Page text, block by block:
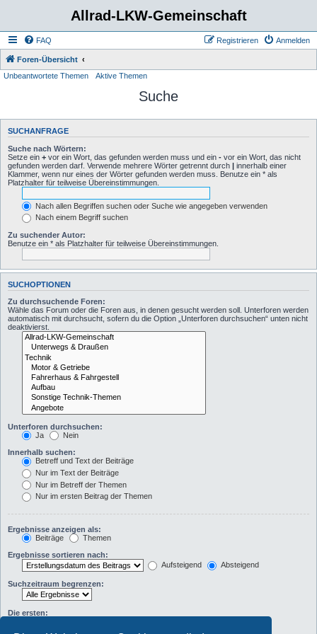
Allrad-LKW-Gemeinschaft
FAQ Anmelden
Registrieren
Foren-Übersicht
Unbeantwortete Themen
Aktive Themen
Suche
SUCHANFRAGE
Suche nach Wörtern:
Setze ein + vor ein Wort, das gefunden werden muss und ein - vor ein Wort, das nicht
gefunden werden darf. Verwende mehrere Wörter getrennt durch | innerhalb einer
Klammer, wenn nur eines der Wörter gefunden werden muss. Benutze ein * als
Platzhalter für teilweise Übereinstimmungen.
Nach allen Begriffen suchen oder Suche wie angegeben verwenden
Nach einem Begriff suchen
Zu suchender Autor:
Benutze ein * als Platzhalter für teilweise Übereinstimmungen.
SUCHOPTIONEN
Zu durchsuchende Foren:
Wähle das Forum oder die Foren aus, in denen gesucht werden soll. Unterforen werden
automatisch mit durchsucht, sofern du die Option „Unterforen durchsuchen“ unten nicht
deaktivierst.
Unterforen durchsuchen:
Ja
Nein
Innerhalb suchen:
Betreff und Text der Beiträge
Nur im Text der Beiträge
Nur im Betreff der Themen
Nur im ersten Beitrag der Themen
Ergebnisse anzeigen als:
Beiträge
Themen
Ergebnisse sortieren nach:
Aufsteigend
Absteigend
Suchzeitraum begrenzen:
Die ersten: